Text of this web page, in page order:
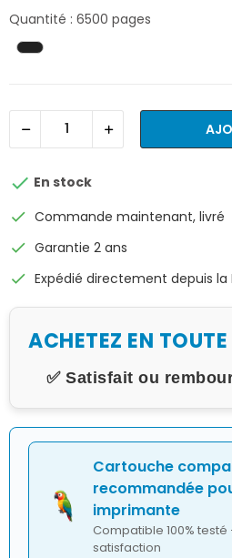
Quantité : 6500 pages
 En stock
check Commande maintenant, livré
check Garantie 2 ans
check Expédié directement depuis la
ACHETEZ EN
✅ Satisfait ou
Cartouche
recommandée
imprimante
Compatible 100% testé
satisfaction